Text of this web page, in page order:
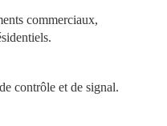
commerciaux,
contrôle et de signal.